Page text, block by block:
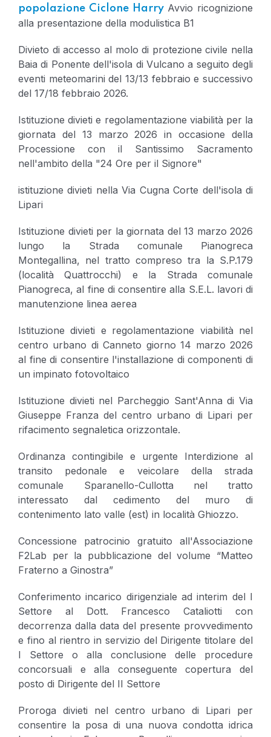
popolazione Ciclone Harry Avvio ricognizione
alla presentazione della modulistica B1
Divieto di accesso al molo di protezione civile nella
Baia di Ponente dell'isola di Vulcano a seguito degli
eventi meteomarini del 13/13 febbraio e successivo
del 17/18 febbraio 2026.
Istituzione divieti e regolamentazione viabilità per la
giornata del 13 marzo 2026 in occasione della
Processione con il Santissimo Sacramento
nell'ambito della "24 Ore per il Signore"
istituzione divieti nella Via Cugna Corte dell'isola di
Lipari
Istituzione divieti per la giornata del 13 marzo 2026
lungo la Strada comunale Pianogreca
Montegallina, nel tratto compreso tra la S.P.179
(località Quattrocchi) e la Strada comunale
Pianogreca, al fine di consentire alla S.E.L. lavori di
manutenzione linea aerea
Istituzione divieti e regolamentazione viabilità nel
centro urbano di Canneto giorno 14 marzo 2026
al fine di consentire l'installazione di componenti di
un impinato fotovoltaico
Istituzione divieti nel Parcheggio Sant'Anna di Via
Giuseppe Franza del centro urbano di Lipari per
rifacimento segnaletica orizzontale.
Ordinanza contingibile e urgente Interdizione al
transito pedonale e veicolare della strada
comunale Sparanello-Cullotta nel tratto
interessato dal cedimento del muro di
contenimento lato valle (est) in località Ghiozzo.
Concessione patrocinio gratuito all'Associazione
F2Lab per la pubblicazione del volume “Matteo
Fraterno a Ginostra”
Conferimento incarico dirigenziale ad interim del I
Settore al Dott. Francesco Cataliotti con
decorrenza dalla data del presente provvedimento
e fino al rientro in servizio del Dirigente titolare del
I Settore o alla conclusione delle procedure
concorsuali e alla conseguente copertura del
posto di Dirigente del II Settore
Proroga divieti nel centro urbano di Lipari per
consentire la posa di una nuova condotta idrica